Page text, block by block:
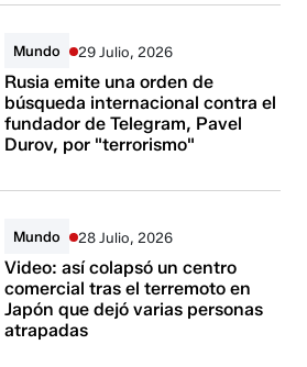
Mundo 29 Julio, 2026
Rusia emite una orden de
búsqueda internacional contra el
fundador de Telegram, Pavel
Durov, por "terrorismo"
Mundo 28 Julio, 2026
Video: así colapsó un centro
comercial tras el terremoto en
Japón que dejó varias personas
atrapadas